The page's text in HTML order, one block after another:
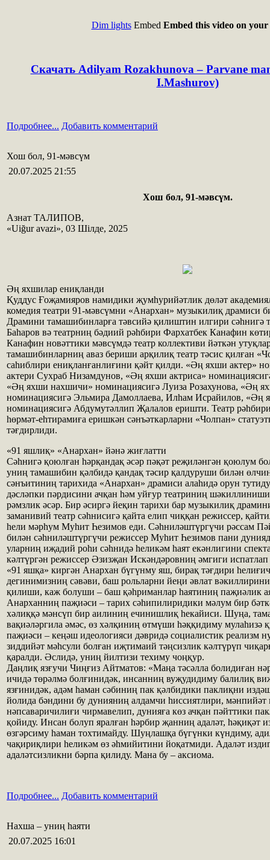
Dim lightsEmbed Embed this video on your
Скачать Adilyam Rozakhunova – Parvane
I.Mashurov)
Подробнее... Добавить комментарий
Хош бол, 91-мәвсүм
20.07.2025 21:55
Хош бол, 91-мәвсүм.
Азнат ТАЛИПОВ,
«Uiğur avazi», 03 Шілде, 2025
Әң яхшилар ениқланди
Қуддус Ғоҗамияров намидики җумһурийәтлик дөләт
комедия театри 91-мәвсүмни «Анархан» музыкилиқ драмиси
Драмини тамашибинларға тәвсийә қилиштин илгири сәһнигә
Баһаров вә театрниң бәдиий рәһбири Фархатбек Канафин
Канафин новәттики мәвсүмдә театр коллективи йәткән
тамашибинларниң аваз бериши арқилиқ театр тәсис қилған
саһиблири ениқланғанлиғини қәйт қилди. «Әң яхши актер»
актери Сухраб Низамдунов, «Әң яхши актриса»
«Әң яхши нахшичи» номинациясигә Луиза Розахунова, «Әң
номинациясигә Эльмира Дамоллаева, Илһам Исрайилов, «Әң
номинациясигә Абдумутәллип Җалалов еришти. Театр
һөрмәт-еһтирамиға еришкән сәнъәткарларни «Чолпан»
тәғдирлиди.
«91 яшлиқ» «Анархан» йәнә жиғлатти
Сәһнигә қоюлған һәрқандақ әсәр пәқәт реҗиләнгән қоюлум
униң тамашибин қәлбидә қандақ тәсир қалдуруши билән
сәнъитиниң тарихида «Анархан» драмиси алаһидә орун
дәсләпки пәрдисини ачқан һәм уйғур театриниң
рәмзлик әсәр. Бир әсиргә йеқин тарихи бар музыкилиқ
заманивий театр сәһнисигә қайта елип чиққан режиссер,
һели мәрһум Муһит Һезимов еди. Сәһниләштүргүчи рәссам
билән сәһниләштүргүчи режиссер Муһит Һезимов пани
уларниң иҗадий роһи сәһнидә һеликәм һаят екәнлигини
кәлтүргән режиссер Әзизҗан Искәндәровниң әмгиги
«91 яшқа» киргән Анархан бүгүнму яш, бирақ тәғдири
дегинимизниң сәвәви, баш рольларни йеңи әвлат
қилиши, каж болуши – баш қәһриманлар һаятиниң паҗиәлик
Анарханниң паҗиәси – тарих сәһипилиридики мәлум бир
хәлиққә мәнсүп бир аилиниң ечинишлиқ һекайиси. Шуңа,
вақиәләргила әмәс, өз хәлқиниң өтмүши һәққидиму мулаһизә
паҗиәси – кеңәш идеологияси дәвридә социалистик реализм
зиддийәт мәһсули болған иҗтимаий тәңсизлик кәлтүрүп
қаралди. Әслидә, униң йилтизи техиму чоңқур.
Даңлиқ язғучи Чиңғиз Айтматов: «Маңа тәсәлла болидиған
ичидә төрәлмә болғинидәк, инсанниң вуҗудидиму балилиқ
язғинидәк, адәм һаман сәбиниң пак қәлбидики паклиқни
йолида бәндини бу дунияниң алдамчи һиссиятлири, мәнпийәт
нәпсаваричилиғи чирмавелип, дунияға көз ачқан пәйттики
қойиду. Инсан болуп яралған һәрбир җанниң адаләт, һәқиқәт
өзгәрсиму һаман тохтимайду. Шуңлашқа бүгүнки күндиму,
чақириқлири һеликәм өз әһмийитини йоқатмиди. Адаләт
адаләтсизликни бәрпа қилиду. Мана бу – аксиома.
Подробнее... Добавить комментарий
Нахша – униң һаяти
20.07.2025 16:01